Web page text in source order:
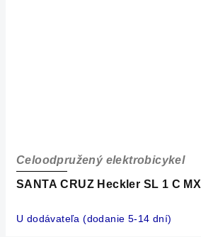
SANTA CRUZ Heckler SL 1 C
Celoodpružený elektrobicykel
U dodávateľa (dodanie 5-14 dní)